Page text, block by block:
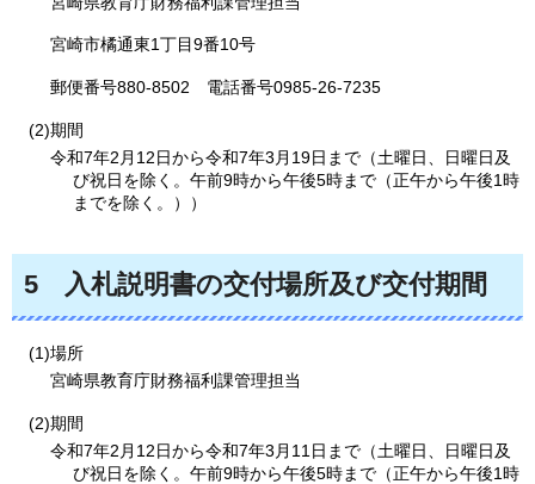
宮崎市橘通東1丁目9番10号
郵便番号880-8502 電話番号0985-26-7235
(2)期間
令和7年2月12日から令和7年3月19日まで（土曜日、日曜日及
び祝日を除く。午前9時から午後5時まで（正午から午後1時
までを除く。））
5 入札説明書の交付場所及び交付期間
(1)場所
宮崎県教育庁財務福利課管理担当
(2)期間
令和7年2月12日から令和7年3月11日まで（土曜日、日曜日及
び祝日を除く。午前9時から午後5時まで（正午から午後1時